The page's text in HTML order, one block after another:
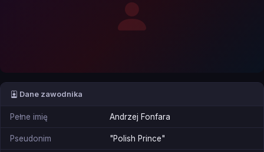
Dane zawodnika
Pełne imię Andrzej Fonfara
Pseudonim "Polish Prince"